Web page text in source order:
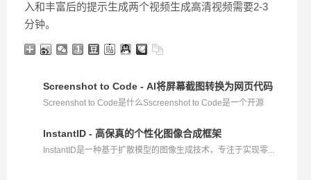
入和丰富后的提示生成两个视频生成高清视频需要2-3
分钟。
Screenshot to Code - AI将屏幕截图转换为网页代码
Screenshot to Code是什么Sscreenshot to Code是一个开源
InstantID - 高保真的个性化图像合成框架
InstantID是一种基于扩散模型的图像生成技术，专注于实现零...